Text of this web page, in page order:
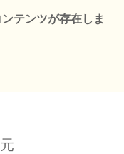
テンツが存在しま